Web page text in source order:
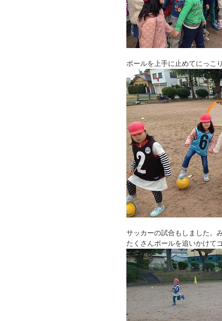
ボールを上手に止めてにっこ
サッカーの試合もしました。
たくさんボールを追いかけて